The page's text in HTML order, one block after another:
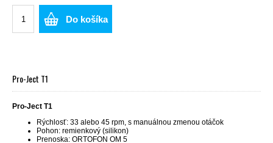
Do košíka
Pro-Ject T1
Pro-Ject T1
Rýchlosť: 33 alebo 45 rpm, s manuálnou zmenou otáčok
Pohon: remienkový (silikon)
Prenoska: ORTOFON OM 5